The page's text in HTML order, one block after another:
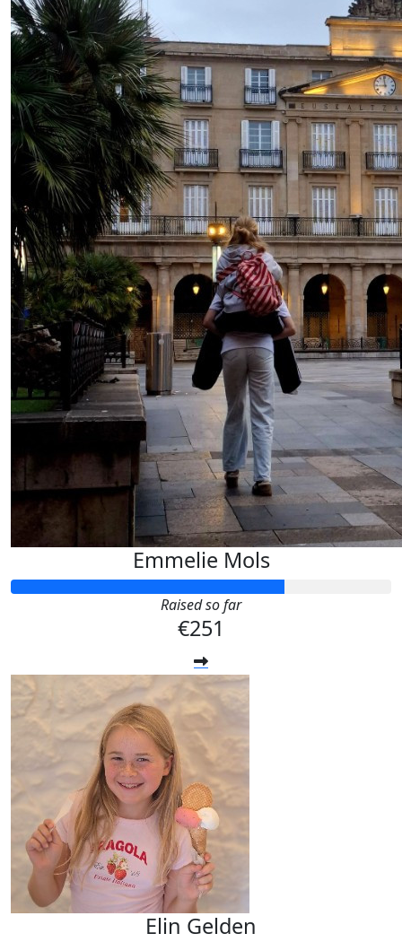
Emmelie Mols
Raised so far
€251
Elin Gelden